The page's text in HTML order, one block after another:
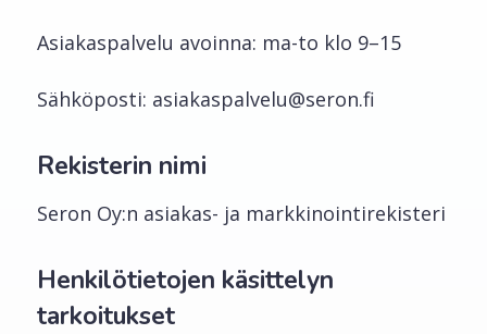
Asiakaspalvelu avoinna: ma-to klo 9–15
Sähköposti: asiakaspalvelu@seron.fi
Rekisterin nimi
Seron Oy:n asiakas- ja markkinointirekisteri
Henkilötietojen käsittelyn
tarkoitukset